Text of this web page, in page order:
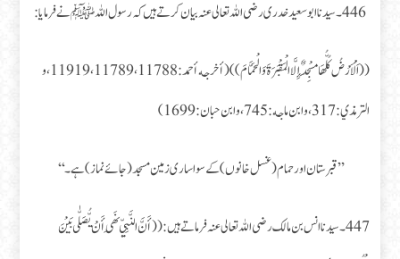
446۔ سیدنا ابوسعید خدری رضی اللہ تعالی عنہ بیان کرتے ہیں کہ رسول اللہ ﷺ نے فرمایا:
((اَلْأَرْضُ كُلُّهَا مَسْجِدٌ إِلَّا الْمَقْبَرَةَ وَالْحَمَّامَ))(أخرجه أحمد:11788، 11789، 11919، و
الترمذي: 317، و ابن ماجه: 745، و ابن حبان: 1699)
’’قبرستان اور حمام (غسل خانوں) کے سوا ساری زمین مسجد (جائے نماز) ہے۔‘‘
447۔ سیدنا انس بن مالک رضی اللہ تعالی عنہ فرماتے ہیں: ((أَنَّ النَّبِيِّ نَهَى أَنْ يُّصَلّٰى بَيْنَ